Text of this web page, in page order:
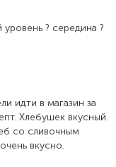
? середина ?
идти в магазин за
Хлебушек вкусный.
со сливочным
вкусно.